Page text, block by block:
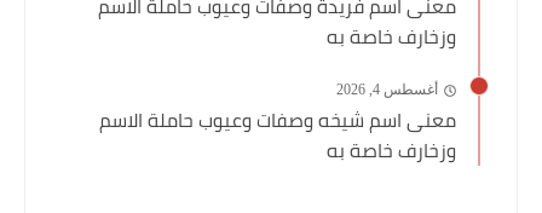
وزخارف خاصة به
أغسطس 4, 2026
معنى اسم شيخه وصفات وعيوب حاملة الاسم
وزخارف خاصة به